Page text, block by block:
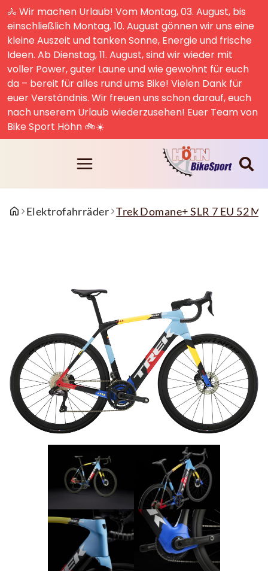
🚴 Wir machen Urlaub! Vom Montag, 03. August, bis
einschließlich Montag, 10. August gönnen wir uns eine
kleine Auszeit und tanken Sonne, Energie und frische
Ideen. Ab Dienstag, 11. August, sind wir wieder mit
voller Power, guter Laune und wie gewohnt für euch
da – bereit für alles rund ums Bike! Vielen Dank für
euer Verständnis. Wir freuen uns schon darauf, euch
nach unserem Urlaub wiederzusehen! Euer Team von
Bike Sport Höhn 🚲☀️
Elektrofahrräder Trek Domane+ SLR 7 EU 52